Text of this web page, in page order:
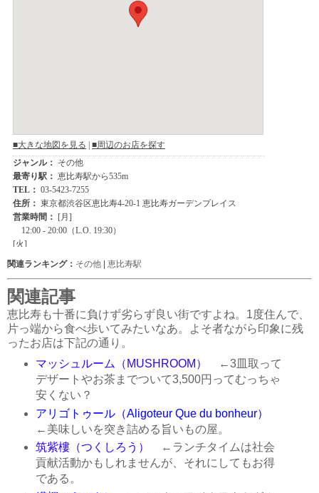
関連ランキング： その他 | 恵比寿駅
関連記事
恵比寿も十番に負けず劣らず良い街ですよね。1度住んで、
片っ端から食べ歩いてみたいなあ。よそ者ながら印象に残
ったお店は下記の通り。
マッシュルーム（MUSHROOM）
←3皿取って
デザートやお茶までついて3,500円ってむっちゃ
安くない？
アリゴトゥール（Aligoteur Que du bonheur）
←美味しいを突き詰める旨いもの屋。
筑紫樓（つくしろう）
←ランチタイムは社会
貢献活動かもしれませんが、それにしてもお得
である。